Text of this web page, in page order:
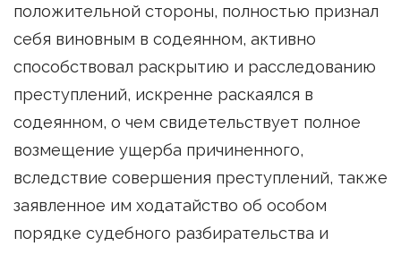
положительной стороны, полностью признал
себя виновным в содеянном, активно
способствовал раскрытию и расследованию
преступлений, искренне раскаялся в
содеянном, о чем свидетельствует полное
возмещение ущерба причиненного,
вследствие совершения преступлений, также
заявленное им ходатайство об особом
порядке судебного разбирательства и